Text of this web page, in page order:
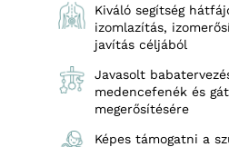
Kiváló segítség
izomlazítás,
javítás céljából
Javasolt
medencefenék és
megerősítésére
Képes támogatni a